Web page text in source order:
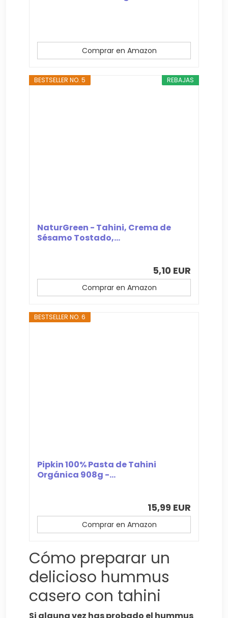
Comprar en Amazon
REBAJAS
BESTSELLER NO. 5
NaturGreen - Tahini, Crema de
Sésamo Tostado,...
5,10 EUR
Comprar en Amazon
BESTSELLER NO. 6
Pipkin 100% Pasta de Tahini
Orgánica 908g -...
15,99 EUR
Comprar en Amazon
Cómo preparar un
delicioso hummus
casero con tahini
Si alguna vez has probado el hummus